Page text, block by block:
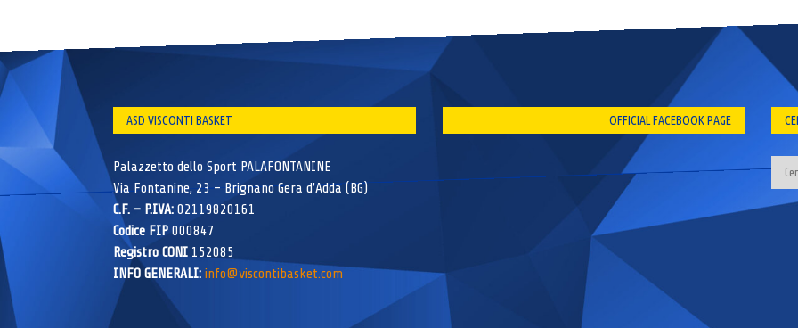
ASD VISCONTI BASKET
Palazzetto dello Sport PALAFONTANINE
Via Fontanine, 23 – Brignano Gera d’Adda (BG)
C.F. – P.IVA: 02119820161
Codice FIP 000847
Registro CONI 152085
INFO GENERALI: info@viscontibasket.com
OFFICIAL FACEBOOK PAGE